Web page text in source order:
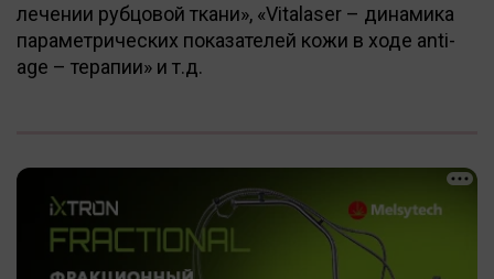
лечении рубцовой ткани», «Vitalaser – динамика
параметрических показателей кожи в ходе anti-
age – терапии» и т.д.